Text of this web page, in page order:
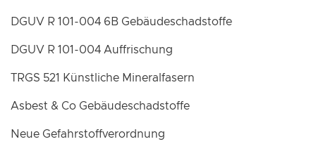
DGUV R 101-004 6B Gebäudeschadstoffe
DGUV R 101-004 Auffrischung
TRGS 521 Künstliche Mineralfasern
Asbest & Co Gebäudeschadstoffe
Neue Gefahrstoffverordnung